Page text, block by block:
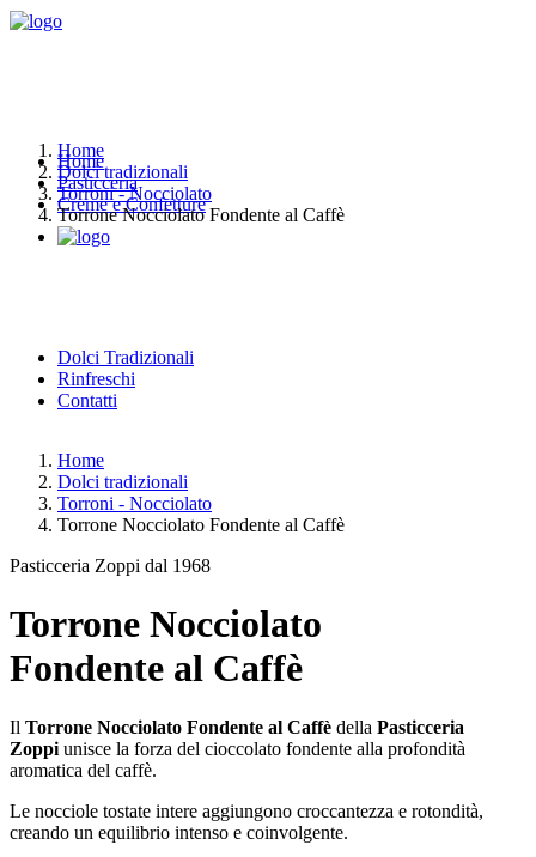
Home
Pasticceria
Creme e Confetture
Dolci Tradizionali
Rinfreschi
Contatti
Home
Dolci tradizionali
Torroni - Nocciolato
Torrone Nocciolato Fondente al Caffè
Home
Dolci tradizionali
Torroni - Nocciolato
Torrone Nocciolato Fondente al Caffè
Pasticceria Zoppi dal 1968
Torrone Nocciolato
Fondente al Caffè
Il Torrone Nocciolato Fondente al Caffè della Pasticceria
Zoppi unisce la forza del cioccolato fondente alla profondità
aromatica del caffè.
Le nocciole tostate intere aggiungono croccantezza e rotondità,
creando un equilibrio intenso e coinvolgente.